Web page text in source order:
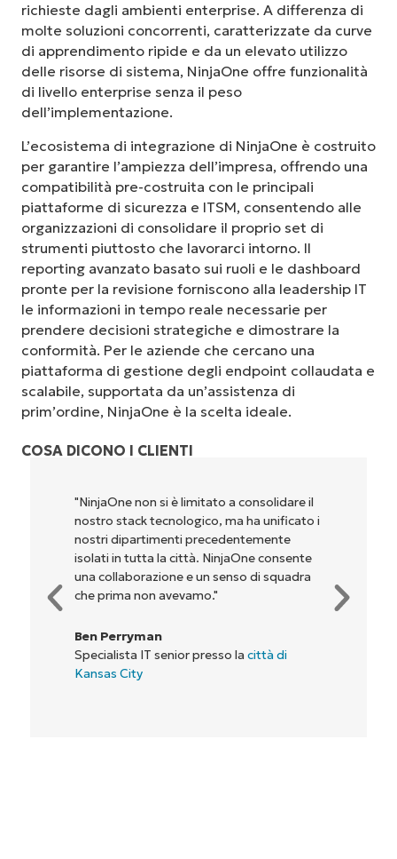
richieste dagli ambienti enterprise. A differenza di
molte soluzioni concorrenti, caratterizzate da curve
di apprendimento ripide e da un elevato utilizzo
delle risorse di sistema, NinjaOne offre funzionalità
di livello enterprise senza il peso
dell’implementazione.
L’ecosistema di integrazione di NinjaOne è costruito
per garantire l’ampiezza dell’impresa, offrendo una
compatibilità pre-costruita con le principali
piattaforme di sicurezza e ITSM, consentendo alle
organizzazioni di consolidare il proprio set di
strumenti piuttosto che lavorarci intorno. Il
reporting avanzato basato sui ruoli e le dashboard
pronte per la revisione forniscono alla leadership IT
le informazioni in tempo reale necessarie per
prendere decisioni strategiche e dimostrare la
conformità. Per le aziende che cercano una
piattaforma di gestione degli endpoint collaudata e
scalabile, supportata da un’assistenza di
prim’ordine, NinjaOne è la scelta ideale.
COSA DICONO I CLIENTI
"NinjaOne non si è limitato a consolidare il
nostro stack tecnologico, ma ha unificato i
nostri dipartimenti precedentemente
isolati in tutta la città. NinjaOne consente
una collaborazione e un senso di squadra
che prima non avevamo."
Ben Perryman
Specialista IT senior presso la città di
Kansas City